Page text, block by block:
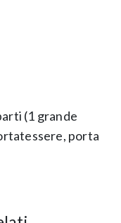
(1 grande
porta